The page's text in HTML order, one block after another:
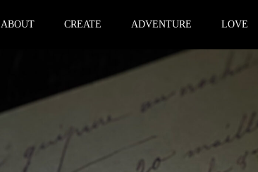
ABOUT CREATE ADVENTURE LOVE